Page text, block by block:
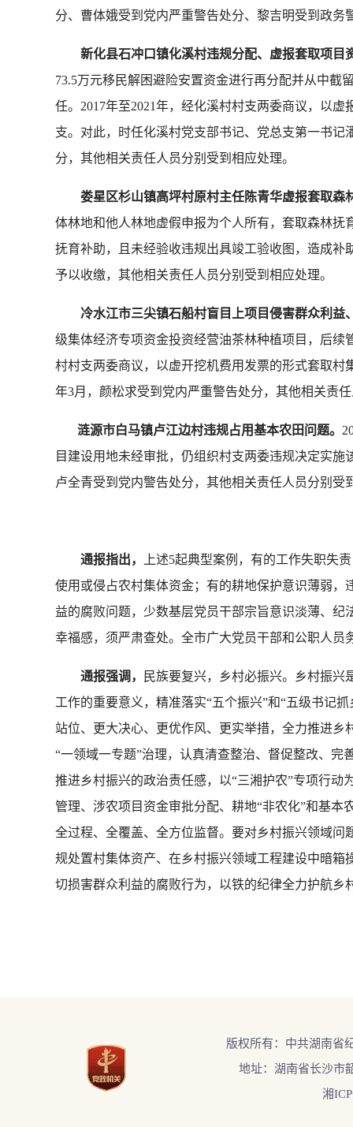
分、曹体娥受到党内严重警告处分、黎吉明受到政
新化县石冲口镇化溪村违规分配、虚报套取项目
73.5万元移民解困避险安置资金进行再分配并从中截
任。2017年至2021年，经化溪村村支两委商议，以
支。对此，时任化溪村党支部书记、党总支第一书
分，其他相关责任人员分别受到相应处理。
娄星区杉山镇高坪村原村主任陈青华虚报套取
体林地和他人林地虚假申报为个人所有，套取森林
抚育补助，且未经验收违规出具竣工验收图，造成补
予以收缴，其他相关责任人员分别受到相应处理。
冷水江市三尖镇石船村盲目上项目侵害群众利益
级集体经济专项资金投资经营油茶林种植项目，后续
村村支两委商议，以虚开挖机费用发票的形式套取村
年3月，颜松求受到党内严重警告处分，其他相关责
涟源市白马镇卢江边村违规占用基本农田问题。
目建设用地未经审批，仍组织村支两委违规决定实施
卢全青受到党内警告处分，其他相关责任人员分别受
通报指出，
上述5起典型案例，有的工作失职失
使用或侵占农村集体资金；有的耕地保护意识薄弱
益的腐败问题，少数基层党员干部宗旨意识淡薄、
幸福感，须严肃查处。全市广大党员干部和公职人员
通报强调，
民族要复兴，乡村必振兴。乡村振兴
工作的重要意义，精准落实“五个振兴”和“五级书记
站位、更大决心、更优作风、更实举措，全力推进
“一领域一专题”治理，认真清查整治、督促整改、
推进乡村振兴的政治责任感，以“三湘护农”专项行
管理、涉农项目资金审批分配、耕地“非农化”和基
全过程、全覆盖、全方位监督。要对乡村振兴领域问
规处置村集体资产、在乡村振兴领域工程建设中暗
切损害群众利益的腐败行为，以铁的纪律全力护航乡
版权所有：中共湖南省
地址：湖南省长沙市
湘